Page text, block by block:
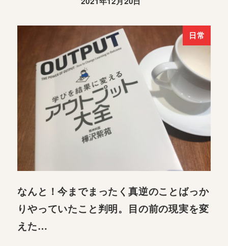
日常
なんと！今までまったく真逆のことばっか
りやっていたこと判明。目の前の現実を変
えた…